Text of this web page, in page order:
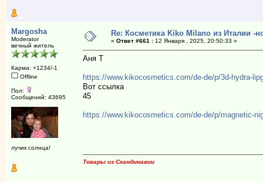
Margosha
Moderator
вечный житель
Карма: +1234/-1
Offline
Пол:
Сообщений: 43695
лучик солнца!
Re: Косметика Kiko Milano из Италии -
« Ответ #661 :12 Января , 2025, 20:50:33 »
Аня Т
https://www.kikocosmetics.com/de-de/p/3d-hydra-
Вот ссылка
45
https://www.kikocosmetics.com/de-de/p/magnetic-
Товары из Скандинавии